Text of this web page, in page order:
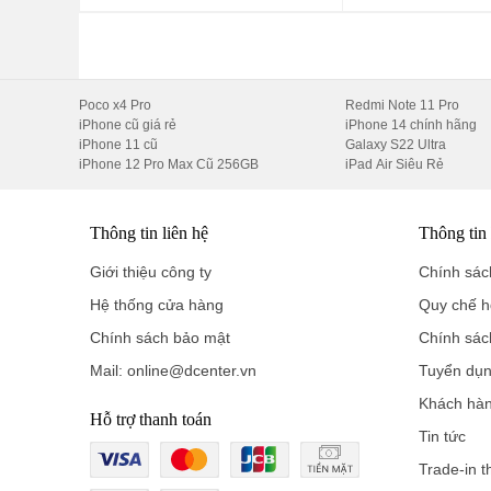
Hệ điều hành:Android 15 – HyperOS 2,hỗ trợ cập
???? Hiệu suất thực tế:
AnTuTu v10: ~620.000 điểm.
PUBG Mobile:
Máy vận hành mát, ít nóng nhờ tản nhiệt ống đồng VC
4.Camera – 108MP OIS, quay 4K, selfie
Cụm camera sau:
Cảm biến chính 108MP với OIS, giúp ảnh sắc nét
Camera góc siêu rộng 8MP, góc nhìn 120°, phù
Poco x4 Pro
iPhone cũ giá rẻ
iPhone 11 cũ
iPhone 12 Pro Max Cũ 256GB
Redmi Note 11 Pro
iPhone 14 chính hãng
Galaxy S22 Ultra
iPad Air Siêu Rẻ
Thông tin liên hệ
Giới thiệu công ty
Hệ thống cửa hàng
Chính sách bảo mật
Mail: online@dcenter.vn
Hỗ trợ thanh toán
Thông tin
Chính
Quy chế
Chính
Tuyển
Khách
Tin tức
Trade-in